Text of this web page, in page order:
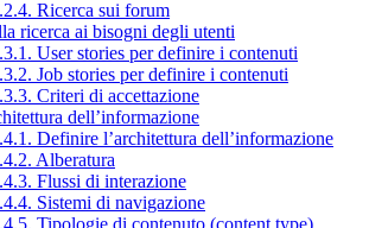
Ricerca sui forum
ricerca ai bisogni degli utenti
User stories per definire i contenuti
Job stories per definire i contenuti
Criteri di accettazione
dell’informazione
Definire l’architettura dell’informazione
Alberatura
Flussi di interazione
Sistemi di navigazione
Tipologie di contenuto (content type)